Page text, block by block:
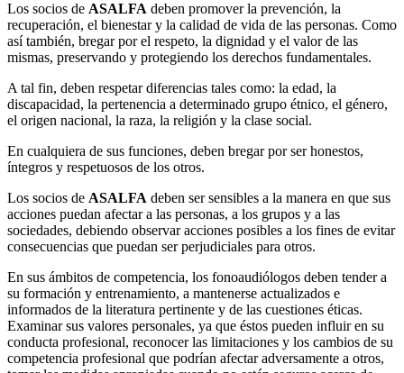
Los socios de ASALFA deben promover la prevención, la
recuperación, el bienestar y la calidad de vida de las personas. Como
así también, bregar por el respeto, la dignidad y el valor de las
mismas, preservando y protegiendo los derechos fundamentales.
A tal fin, deben respetar diferencias tales como: la edad, la
discapacidad, la pertenencia a determinado grupo étnico, el género,
el origen nacional, la raza, la religión y la clase social.
En cualquiera de sus funciones, deben bregar por ser honestos,
íntegros y respetuosos de los otros.
Los socios de ASALFA deben ser sensibles a la manera en que sus
acciones puedan afectar a las personas, a los grupos y a las
sociedades, debiendo observar acciones posibles a los fines de evitar
consecuencias que puedan ser perjudiciales para otros.
En sus ámbitos de competencia, los fonoaudiólogos deben tender a
su formación y entrenamiento, a mantenerse actualizados e
informados de la literatura pertinente y de las cuestiones éticas.
Examinar sus valores personales, ya que éstos pueden influir en su
conducta profesional, reconocer las limitaciones y los cambios de su
competencia profesional que podrían afectar adversamente a otros,